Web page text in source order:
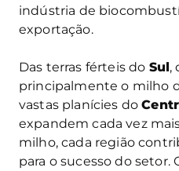
indústria de
exportação.
Das terras férteis do Sul,
principalmente o milho
vastas planícies do
expandem cada vez
milho, cada região
para o sucesso do setor.